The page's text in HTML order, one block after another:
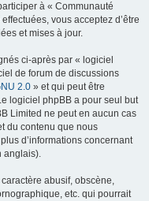
à « Communauté
vous acceptez d’être
et mises à jour.
ci-après par « logiciel
de forum de discussions
2.0 » et qui peut être
logiciel phpBB a pour seul but
Limited ne peut en aucun cas
du contenu que nous
d’informations concernant
anglais).
abusif, obscène,
etc. qui pourrait